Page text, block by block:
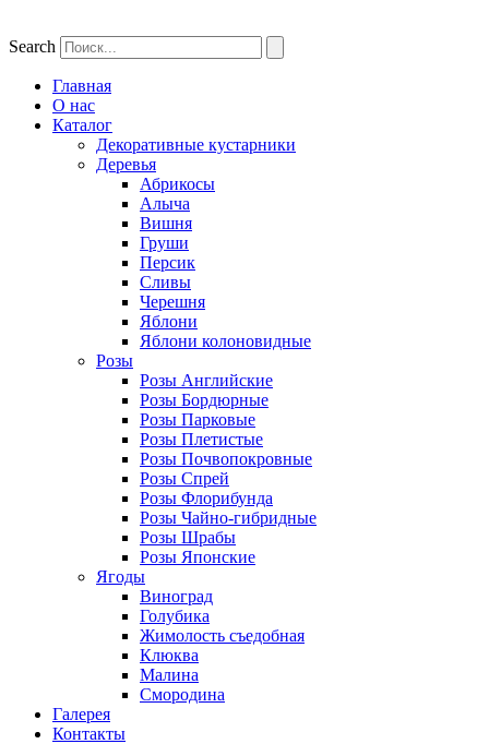
Search
Главная
О нас
Каталог
Декоративные кустарники
Деревья
Абрикосы
Алыча
Вишня
Груши
Персик
Сливы
Черешня
Яблони
Яблони колоновидные
Розы
Розы Английские
Розы Бордюрные
Розы Парковые
Розы Плетистые
Розы Почвопокровные
Розы Спрей
Розы Флорибунда
Розы Чайно-гибридные
Розы Шрабы
Розы Японские
Ягоды
Виноград
Голубика
Жимолость съедобная
Клюква
Малина
Смородина
Галерея
Контакты